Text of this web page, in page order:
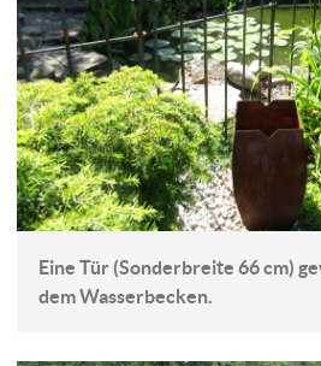
Eine Tür (Sonderbreite 66 cm)
dem Wasserbecken.